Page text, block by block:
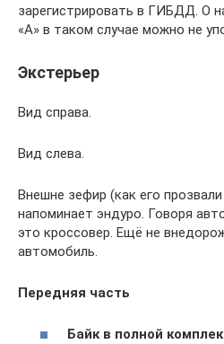
зарегистрировать в ГИБДД. О
«А» в таком случае можно не
Экстерьер
Вид справа.
Вид слева.
Внешне зефир (как его
напоминает эндуро. Говоря
это кроcсовер. Ещё не
автомобиль.
Передняя часть
Байк в полной